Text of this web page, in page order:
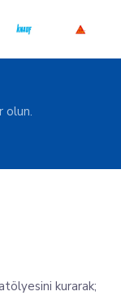
olun.
kurarak;